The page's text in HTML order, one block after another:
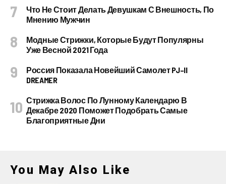
Что Не Стоит Делать Девушкам С Внешность, По
Мнению Мужчин
Модные Стрижки, Которые Будут Популярны
Уже Весной 2021 Года
Россия Показала Новейший Самолет PJ–II
DREAMER
Стрижка Волос По Лунному Календарю В
Декабре 2020 Поможет Подобрать Самые
Благоприятные Дни
You May Also Like